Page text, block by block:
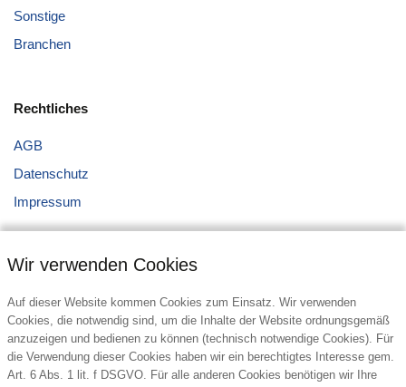
Sonstige
Branchen
Rechtliches
AGB
Datenschutz
Impressum
Kontakt
Wir verwenden Cookies
Auf dieser Website kommen Cookies zum Einsatz. Wir verwenden
Cookies, die notwendig sind, um die Inhalte der Website ordnungsgemäß
anzuzeigen und bedienen zu können (technisch notwendige Cookies). Für
die Verwendung dieser Cookies haben wir ein berechtigtes Interesse gem.
Art. 6 Abs. 1 lit. f DSGVO. Für alle anderen Cookies benötigen wir Ihre